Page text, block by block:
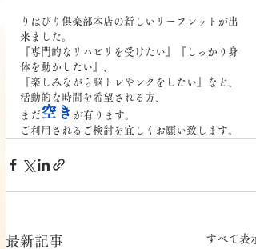
りはびり俱楽部本店の新しいリーフレットが出
来ました。
『専門的なリハビリを受けたい』『しっかり身
体を動かしたい』、
『楽しみながら脳トレやレクをしたい』など、
活動的な時間を希望される方、
まだ空き が有ります。
ご利用されるご検討を宜しくお願い致します。
最新記事 すべて表示